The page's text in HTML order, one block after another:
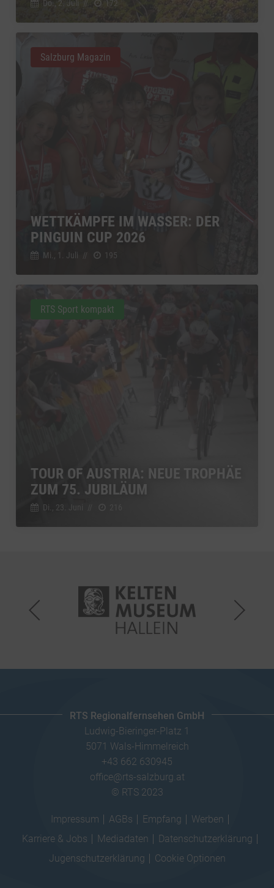
Do., 2. Juli // 172
WETTKÄMPFE IM WASSER: DER
PINGUIN CUP 2026
Mi., 1. Juli // 195
Salzburg Magazin
TOUR OF AUSTRIA: NEUE TROPHÄE
ZUM 75. JUBILÄUM
Di., 23. Juni
RTS Sport kompakt
RTS Regionalfernsehen GmbH
Ludwig-Bieringer-Platz 1
5071 Wals-Himmelreich
+43 662 630945
office@rts-salzburg.at
© RTS 2023
Impressum AGBs Empfang
Werben
Karriere & Jobs
Mediadaten
Datenschutzerklärung
Jugenschutzerklärung
Cookie Optionen